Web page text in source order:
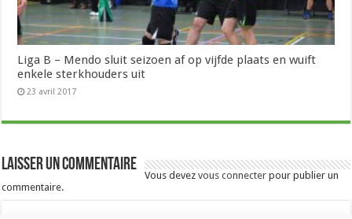
Liga B – Mendo sluit seizoen af op vijfde plaats en wuift
enkele sterkhouders uit
23 avril 2017
Laisser un commentaire
Vous devezvous connecter pour publier un
commentaire.